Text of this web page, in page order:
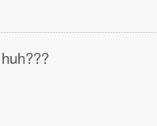
huh???